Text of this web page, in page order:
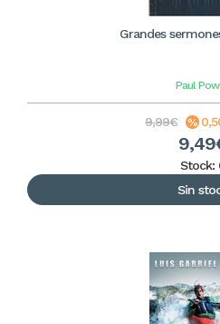
Grandes
Paul
9,99€
Stock:
Sin